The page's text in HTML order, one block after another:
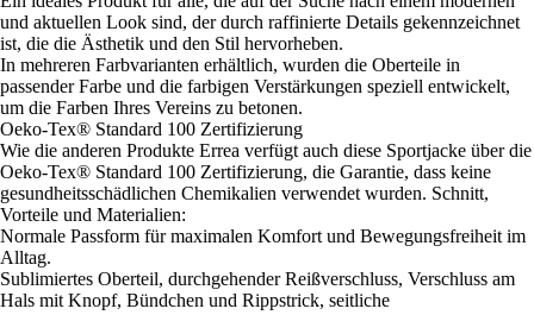
und aktuellen Look sind, der durch raffinierte Details gekennzeichnet
ist, die die Ästhetik und den Stil hervorheben.
In mehreren Farbvarianten erhältlich, wurden die Oberteile in
passender Farbe und die farbigen Verstärkungen speziell entwickelt,
um die Farben Ihres Vereins zu betonen.
Oeko-Tex® Standard 100 Zertifizierung
Wie die anderen Produkte Errea verfügt auch diese Sportjacke über die
Oeko-Tex® Standard 100 Zertifizierung, die Garantie, dass keine
gesundheitsschädlichen Chemikalien verwendet wurden. Schnitt,
Vorteile und Materialien:
Normale Passform für maximalen Komfort und Bewegungsfreiheit im
Alltag.
Sublimiertes Oberteil, durchgehender Reißverschluss, Verschluss am
Hals mit Knopf, Bündchen und Rippstrick, seitliche